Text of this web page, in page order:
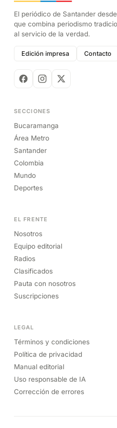
El periódico de Santander
que combina periodismo
al servicio de la verdad.
Edición impresa Contacto
SECCIONES
Bucaramanga
Área Metro
Santander
Colombia
Mundo
Deportes
EL FRENTE
Nosotros
Equipo editorial
Radios
Clasificados
Pauta con nosotros
Suscripciones
LEGAL
Términos y condiciones
Política de privacidad
Manual editorial
Uso responsable de IA
Corrección de errores